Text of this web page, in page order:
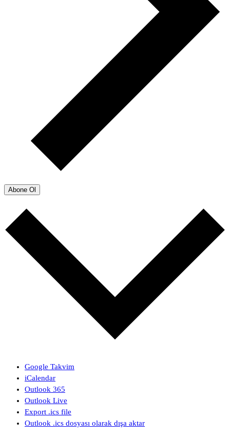
Abone Ol
Google Takvim
iCalendar
Outlook 365
Outlook Live
Export .ics file
Outlook .ics dosyası olarak dışa aktar